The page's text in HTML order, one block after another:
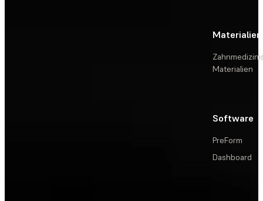
Materialien
Materialien
Software
PreForm
Dashboard